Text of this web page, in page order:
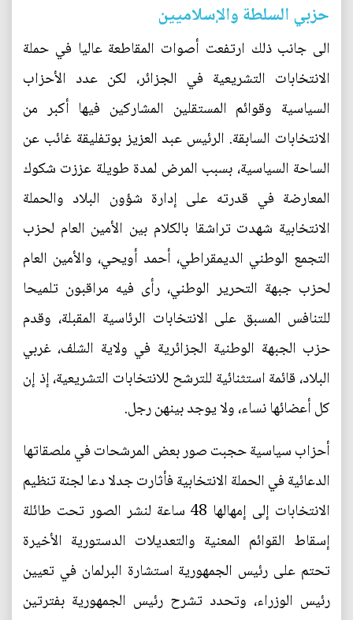
حزبي السلطة والإسلاميين
الى جانب ذلك ارتفعت أصوات المقاطعة عاليا في حملة
الانتخابات التشريعية في الجزائر، لكن عدد الأحزاب
السياسية وقوائم المستقلين المشاركين فيها أكبر من
الانتخابات السابقة. الرئيس عبد العزيز بوتفليقة غائب عن
الساحة السياسية، بسبب المرض لمدة طويلة عززت شكوك
المعارضة في قدرته على إدارة شؤون البلاد والحملة
الانتخابية شهدت تراشقا بالكلام بين الأمين العام لحزب
التجمع الوطني الديمقراطي، أحمد أويحي، والأمين العام
لحزب جبهة التحرير الوطني، رأى فيه مراقبون تلميحا
للتنافس المسبق على الانتخابات الرئاسية المقبلة، وقدم
حزب الجبهة الوطنية الجزائرية في ولاية الشلف، غربي
البلاد، قائمة استثنائية للترشح للانتخابات التشريعية، إذ إن
كل أعضائها نساء، ولا يوجد بينهن رجل.
أحزاب سياسية حجبت صور بعض المرشحات في ملصقاتها
الدعائية في الحملة الانتخابية فأثارت جدلا دعا لجنة تنظيم
الانتخابات إلى إمهالها 48 ساعة لنشر الصور تحت طائلة
إسقاط القوائم المعنية والتعديلات الدستورية الأخيرة
تحتم على رئيس الجمهورية استشارة البرلمان في تعيين
رئيس الوزراء، وتحدد تشرح رئيس الجمهورية بفترتين